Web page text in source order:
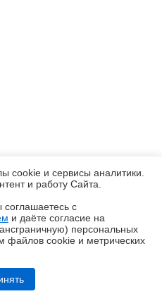
охлаждения DeepCool LT360 Vision
cookie и сервисы аналитики.
и работу Cайта.
с
и даёте согласие на
персональных
файлов cookie и метрических